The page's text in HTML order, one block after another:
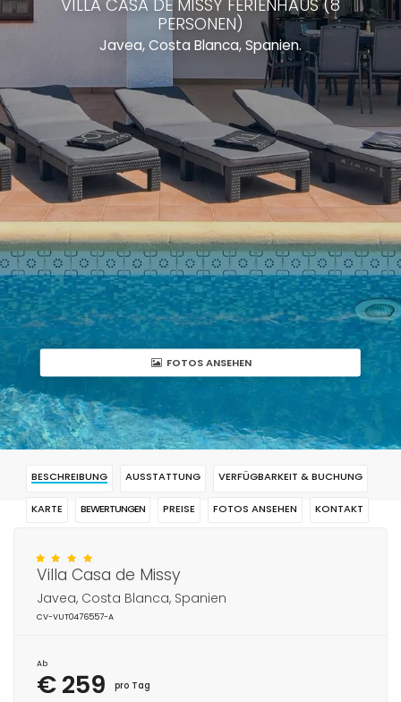
VILLA CASA DE MISSY FERIENHAUS (8
PERSONEN)
Javea, Costa Blanca, Spanien.
FOTOS ANSEHEN
BESCHREIBUNG AUSSTATTUNG VERFÜGBARKEIT & BUCHUNG
KARTE BEWERTUNGEN PREISE FOTOS ANSEHEN KONTAKT
Villa Casa de Missy
Javea, Costa Blanca, Spanien
CV-VUT0476557-A
Ab
€ 259 pro Tag